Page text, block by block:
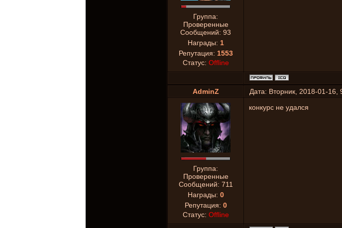
Группа:
Проверенные
Сообщений: 93
Награды: 1
Репутация: 1553
Статус: Offline
AdminZ Дата: Вторник, 2018-01-
Группа:
Проверенные
Сообщений: 711
Награды: 0
Репутация: 0
Статус: Offline
конкурс не удался